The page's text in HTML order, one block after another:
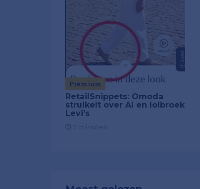
Premium
RetailSnippets: Omoda
struikelt over AI en lolbroek
Levi's